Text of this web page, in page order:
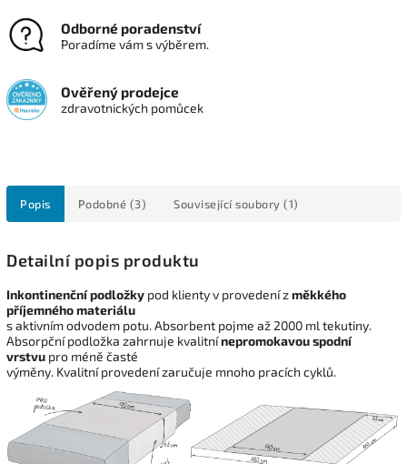
Odborné poradenství
Poradíme vám s výběrem.
Ověřený prodejce
zdravotnických pomůcek
Popis Podobné (3) Související soubory (1)
Detailní popis produktu
Inkontinenční podložky pod klienty v provedení změkkého
příjemného materiálu
s aktivním odvodem potu. Absorbent pojme až 2000 ml tekutiny.
Absorpční podložka zahrnuje kvalitnínepromokavou spodní
vrstvu pro méně časté
výměny. Kvalitní provedení zaručuje mnoho pracích cyklů.